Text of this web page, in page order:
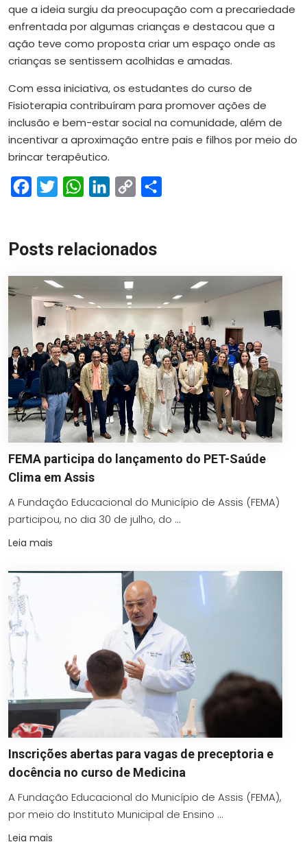
que a ideia surgiu da preocupação com a precariedade
enfrentada por algumas crianças e destacou que a
ação teve como proposta criar um espaço onde as
crianças se sentissem acolhidas e amadas.
Com essa iniciativa, os estudantes do curso de
Fisioterapia contribuíram para promover ações de
inclusão e bem-estar social na comunidade, além de
incentivar a aproximação entre pais e filhos por meio do
brincar terapêutico.
FacebookTwitterWhatsAppLinkedIn
Copy
Posts relacionados
FEMA participa do lançamento do PET-Saúde
Clima em Assis
A Fundação Educacional do Município de Assis (FEMA)
participou, no dia 30 de julho, do ...
Leia mais
Inscrições abertas para vagas de preceptoria e
docência no curso de Medicina
A Fundação Educacional do Município de Assis (FEMA),
por meio do Instituto Municipal de Ensino ...
Leia mais